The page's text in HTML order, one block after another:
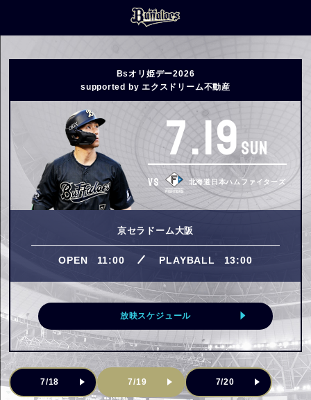
Bsオリ姫デー2026
supported by エクスドリーム不動産
7.19SUN
VS 北海道日本ハムファイターズ
放映スケジュール
京セラドーム大阪
OPEN 11:00 PLAYBALL 13:00
7/18 7/19 7/20